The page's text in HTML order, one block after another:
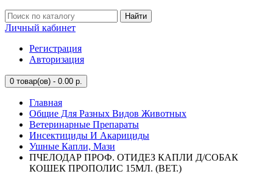
Найти
Личный кабинет
Регистрация
Авторизация
0 товар(ов) - 0.00 р.
Главная
Общие Для Разных Видов Животных
Ветеринарные Препараты
Инсектициды И Акарициды
Ушные Капли, Мази
ПЧЕЛОДАР ПРОФ. ОТИДЕЗ КАПЛИ Д/СОБАК
КОШЕК ПРОПОЛИС 15МЛ. (ВЕТ.)